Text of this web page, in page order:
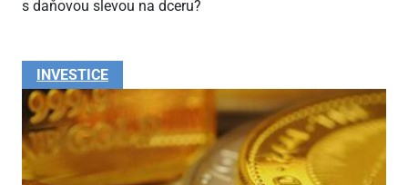
s daňovou slevou na dceru?
INVESTICE